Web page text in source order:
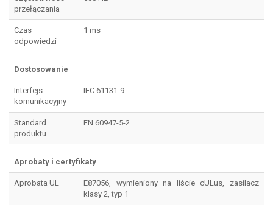
przełączania
Czas
odpowiedzi
1 ms
Dostosowanie
Interfejs
komunikacyjny
IEC 61131-9
Standard
produktu
EN 60947-5-2
Aprobaty i certyfikaty
Aprobata UL
E87056, wymieniony na liście cULus, zasilacz
klasy 2, typ 1